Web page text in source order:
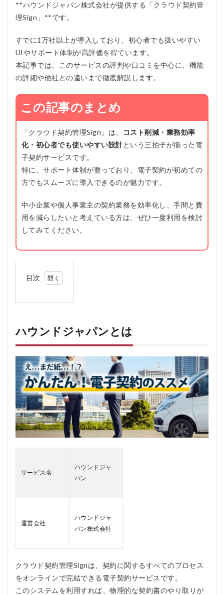
**ハウンドジャパン株式会社が提供する「クラウド契約管
理Sign」**です。
すでに1万社以上が導入しており、初心者でも扱いやすい
UIやサポート体制が高評価を得ています。
本記事では、このサービスの評判や口コミを中心に、機能
の詳細や他社との違いまで徹底解説します。
この記事のまとめ
「クラウド契約管理Sign」は、
コスト削減・業務効率
化・初心者でも使いやすい設計という三拍子が揃った電
子契約サービスです。
特に、サポート体制が整っており、電子契約が初めての
方でもスムーズに導入できるのが魅力です。
中小企業や個人事業主の契約業務を効率化し、手間と費
用を減らしたいと考えている方は、ぜひ一度利用を検討
してみてください。
目次
ド
ジ
ャ
ン
と
は
1.1
コス
トの
大幅
削減
1.2
者に
操作
1.3
ンタ
よる
サポ
ハウンドジャパンとは
サービス名
ハウンドジャ
パン
運営会社
ハウンドジャ
パン株式会社
クラウド契約管理Signは、契約に関するすべてのプロセス
をオンラインで完結できる電子契約サービスです。
このシステムを利用すれば、物理的な契約書のやり取りが